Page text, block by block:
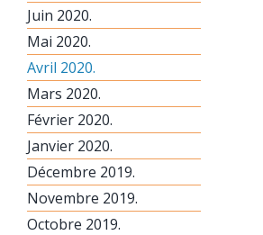
Juin 2020.
Mai 2020.
Avril 2020.
Mars 2020.
Février 2020.
Janvier 2020.
Décembre 2019.
Novembre 2019.
Octobre 2019.